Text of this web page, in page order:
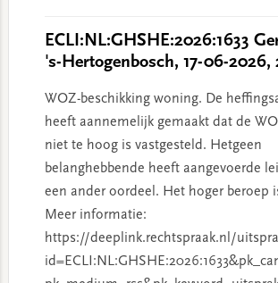
ECLI:NL:GHSHE:2026:1633
's-Hertogenbosch, 17-06-2026,
WOZ-beschikking woning. De
heeft aannemelijk gemaakt dat de
niet te hoog is vastgesteld. Hetgeen
belanghebbende heeft aangevoerde
een ander oordeel. Het hoger beroep
Meer informatie:
https://deeplink.rechtspraak.nl/